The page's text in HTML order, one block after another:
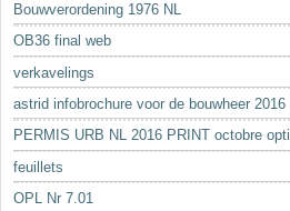
Bouwverordening 1976 NL
OB36 final web
verkavelings
astrid infobrochure voor de bouwheer 2016
PERMIS URB NL 2016 PRINT octobre opti
feuillets
OPL Nr 7.01